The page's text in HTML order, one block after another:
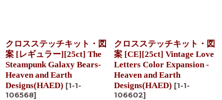
クロスステッチキット・図
案 [レギュラー][25ct] The
Steampunk Galaxy Bears-
Heaven and Earth
Designs(HAED) [1-1-
106568]
クロスステッチキット・図
案 [CE][25ct] Vintage Love
Letters Color Expansion -
Heaven and Earth
Designs(HAED) [1-1-
106602]